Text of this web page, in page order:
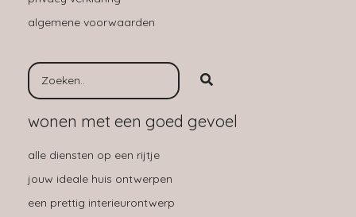
algemene voorwaarden
wonen met een goed gevoel
alle diensten op een rijtje
jouw ideale huis ontwerpen
een prettig interieurontwerp